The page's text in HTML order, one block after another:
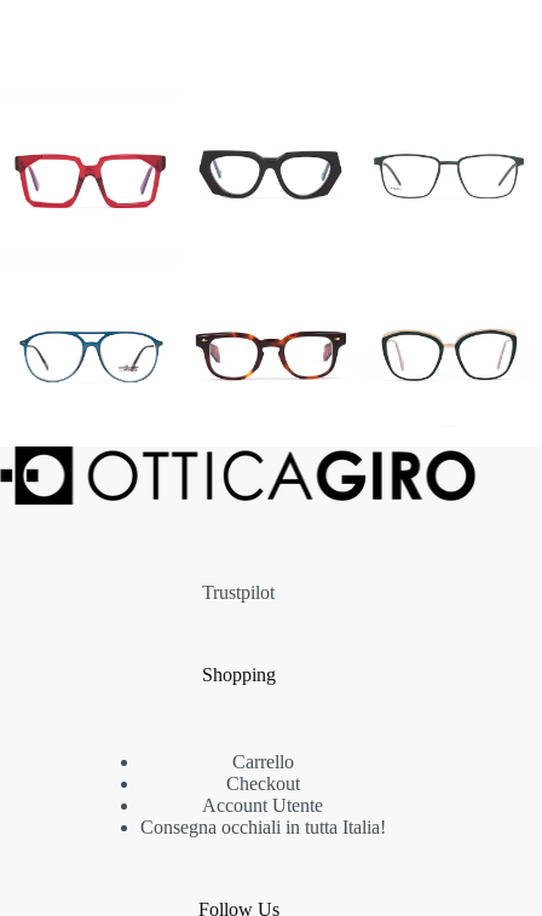
Trustpilot
Shopping
Carrello
Checkout
Account Utente
Consegna occhiali in tutta Italia!
Follow Us